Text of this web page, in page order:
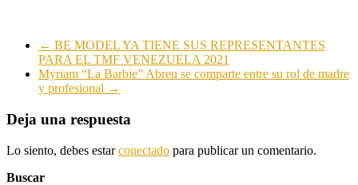
← BE MODEL YA TIENE SUS REPRESENTANTES
PARA EL TMF VENEZUELA 2021
Myriam “La Barbie” Abreu se comparte entre su rol de madre
y profesional →
Deja una respuesta
Lo siento, debes estarconectado para publicar un comentario.
Buscar